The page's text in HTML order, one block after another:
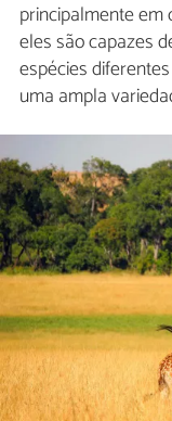
principalmente em
eles são capazes
espécies
uma ampla